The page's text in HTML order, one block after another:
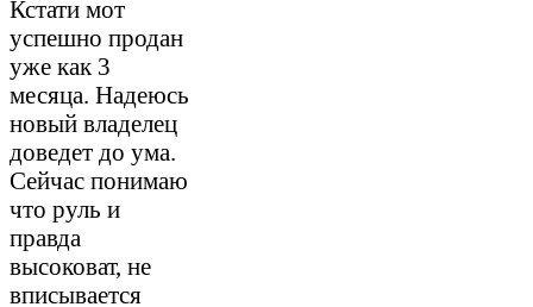
Кстати мот
успешно продан
уже как 3
месяца. Надеюсь
новый владелец
доведет до ума.
Сейчас понимаю
что руль и
правда
высоковат, не
вписывается